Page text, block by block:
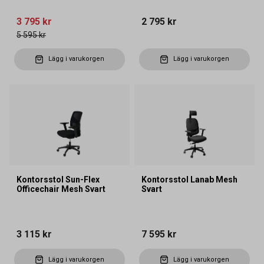
3 795 kr
5 595 kr
Lägg i varukorgen
2 795 kr
Lägg i varukorgen
Kontorsstol Sun-Flex
Officechair Mesh Svart
3 115 kr
Lägg i varukorgen
Kontorsstol Lanab Mesh
Svart
7 595 kr
Lägg i varukorgen